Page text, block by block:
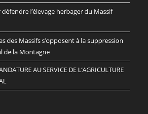
l’élevage herbager du Massif
des Massifs s’opposent à la suppression
de la Montagne
AU SERVICE DE L’AGRICULTURE